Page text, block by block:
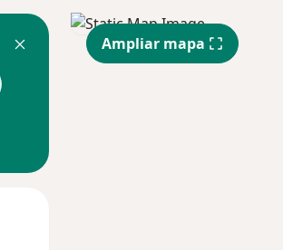
Ampliar mapa